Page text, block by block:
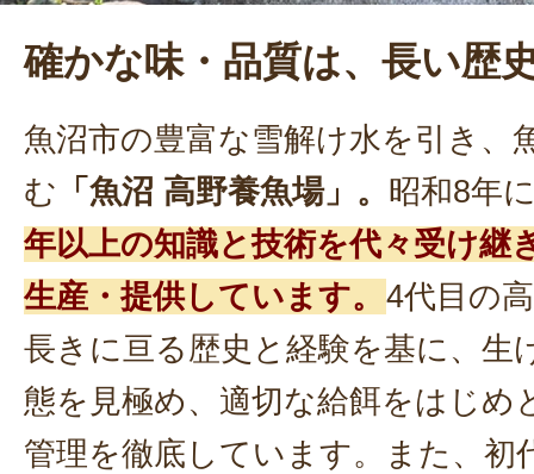
確かな味・品質は、長い歴
魚沼市の豊富な雪解け水を引き、
む 「魚沼 高野養魚場」。 昭和8年
年以上の知識と技術を代々受け継
生産・提供しています。 4代目の
長きに亘る歴史と経験を基に、生
態を見極め、適切な給餌をはじめ
管理を徹底しています。また、初